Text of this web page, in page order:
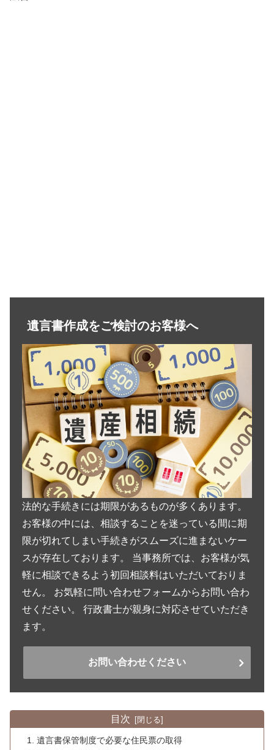
遺言書作成をご検討のお客様へ
法的な手続きには期限があるものが多くあります。
お客様の中には、相談することを迷っている間に期
限が切れてしまい手続きがスムーズに進まないケー
スが存在しております。 当事務所では、お客様が気
軽に相談できるよう初回相談料はいただいておりま
せん。 お気軽に問い合わせフォームからお問い合わ
せください。 行政書士が親身に対応させていただき
ます。
お問い合わせください
目次
遺言書保管制度で必要な住民票の取得